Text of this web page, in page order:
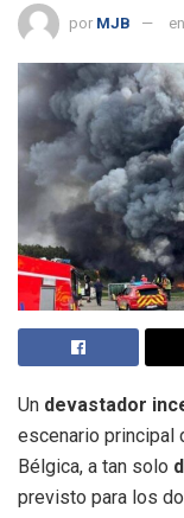
por MJB
Un devastador
escenario principal
Bélgica, a tan solo
previsto para los